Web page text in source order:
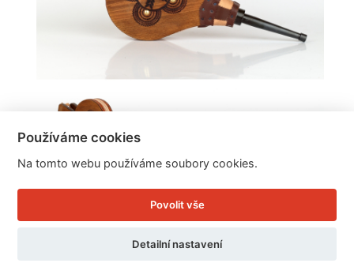
Krbové dmychadlo s vypalováním a cvočky 45cm
Používáme cookies
Na tomto webu používáme soubory cookies.
Povolit vše
Detailní nastavení